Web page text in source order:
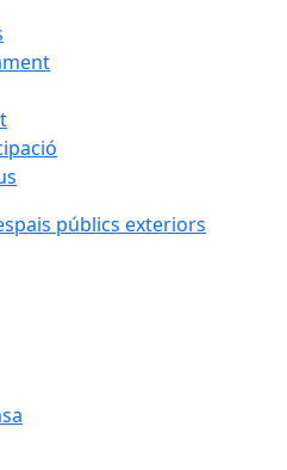
públics exteriors